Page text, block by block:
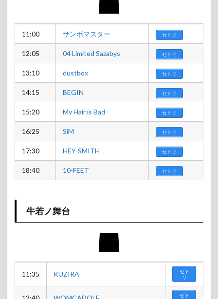
11:00 サンボマスター セトリ
12:05 04 Limited Sazabys セトリ
13:10 dustbox セトリ
14:15 BEGIN セトリ
15:20 My Hair is Bad セトリ
16:25 SiM セトリ
17:30 HEY-SMITH セトリ
18:40 10-FEET セトリ
牛若ノ舞台
11:35 KUZIRA
セト
リ
セト